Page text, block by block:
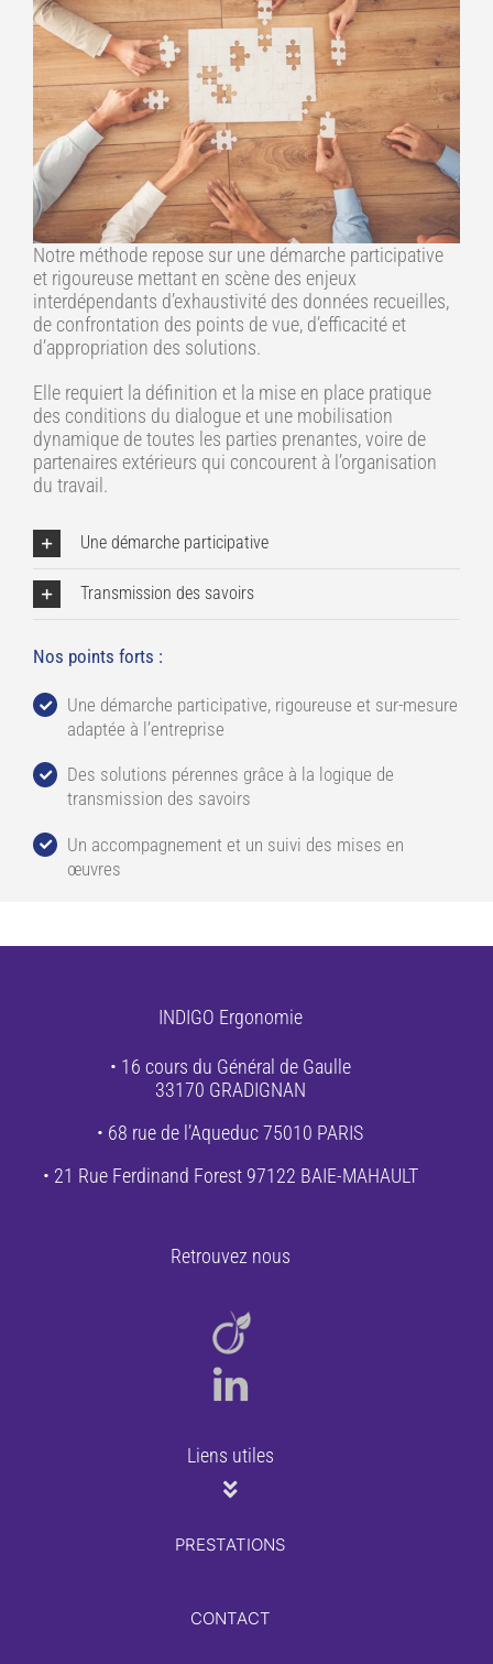
Notre méthode repose sur une démarche participative
et rigoureuse mettant en scène des enjeux
interdépendants d’exhaustivité des données recueilles,
de confrontation des points de vue, d’efficacité et
d’appropriation des solutions.
Elle requiert la définition et la mise en place pratique
des conditions du dialogue et une mobilisation
dynamique de toutes les parties prenantes, voire de
partenaires extérieurs qui concourent à l’organisation
du travail.
Une démarche participative
Transmission des savoirs
Nos points forts :
Une démarche participative, rigoureuse et sur-mesure
adaptée à l’entreprise
Des solutions pérennes grâce à la logique de
transmission des savoirs
Un accompagnement et un suivi des mises en
œuvres
INDIGO Ergonomie
• 16 cours du Général de Gaulle
33170 GRADIGNAN
• 68 rue de l’Aqueduc 75010 PARIS
• 21 Rue Ferdinand Forest 97122 BAIE-MAHAULT
Retrouvez nous
Liens utiles
PRESTATIONS
CONTACT